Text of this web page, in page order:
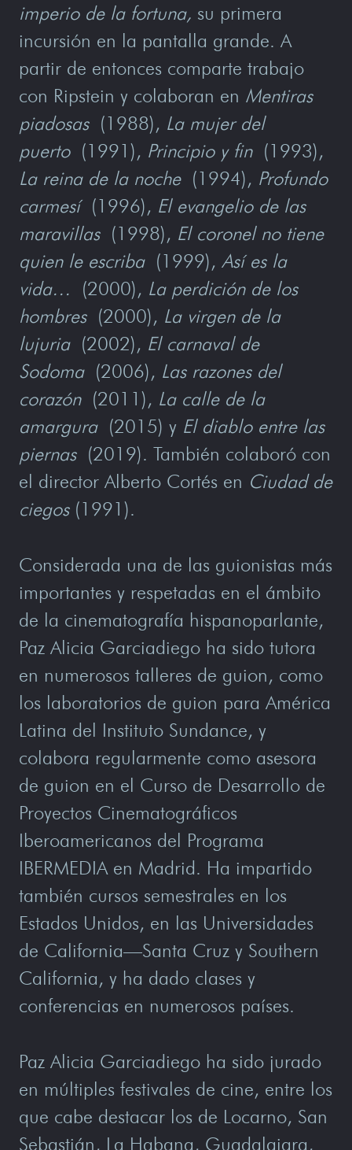
imperio de la fortuna, su primera
incursión en la pantalla grande. A
partir de entonces comparte trabajo
con Ripstein y colaboran en Mentiras
piadosas (1988), La mujer del
puerto (1991), Principio y fin(1993),
La reina de la noche (1994), Profundo
carmesí (1996), El evangelio de las
maravillas (1998), El coronel no tiene
quien le escriba (1999), Así es la
vida… (2000), La perdición de los
hombres (2000), La virgen de la
lujuria (2002), El carnaval de
Sodoma (2006), Las razones del
corazón (2011), La calle de la
amargura (2015) y El diablo entre las
piernas (2019). También colaboró con
el director Alberto Cortés en Ciudad de
ciegos(1991).
Considerada una de las guionistas más
importantes y respetadas en el ámbito
de la cinematografía hispanoparlante,
Paz Alicia Garciadiego ha sido tutora
en numerosos talleres de guion, como
los laboratorios de guion para América
Latina del Instituto Sundance, y
colabora regularmente como asesora
de guion en el Curso de Desarrollo de
Proyectos Cinematográficos
Iberoamericanos del Programa
IBERMEDIA en Madrid. Ha impartido
también cursos semestrales en los
Estados Unidos, en las Universidades
de California—Santa Cruz y Southern
California, y ha dado clases y
conferencias en numerosos países.
Paz Alicia Garciadiego ha sido jurado
en múltiples festivales de cine, entre los
que cabe destacar los de Locarno, San
Sebastián, La Habana, Guadalajara,